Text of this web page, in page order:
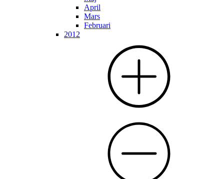
April
Mars
Februari
2012